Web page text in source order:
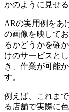
かのように見せ
ARの実用例をあ
の画像を映して
るかどうかを確
けのサービスと
き、作業が可能
す。
例えば、これま
る店舗で実際に